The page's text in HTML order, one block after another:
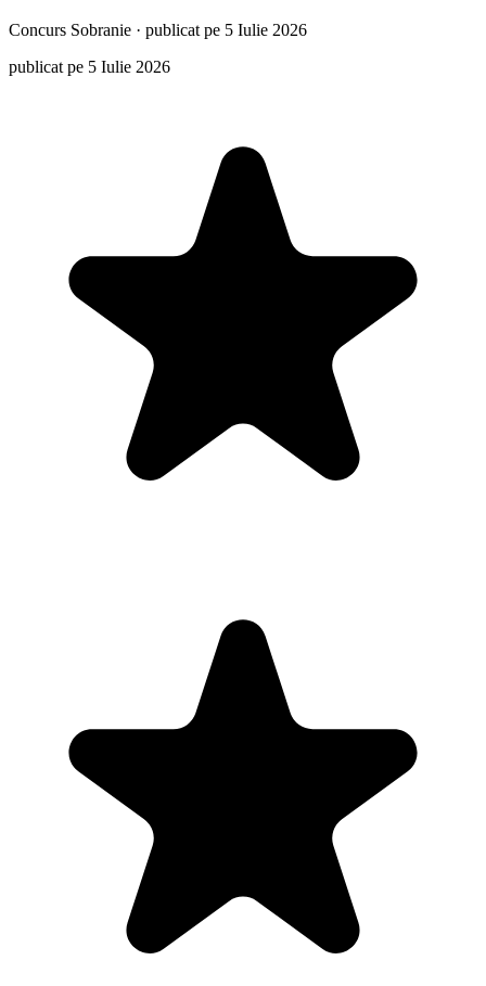
Concurs Sobranie · publicat pe 5 Iulie 2026
publicat pe 5 Iulie 2026